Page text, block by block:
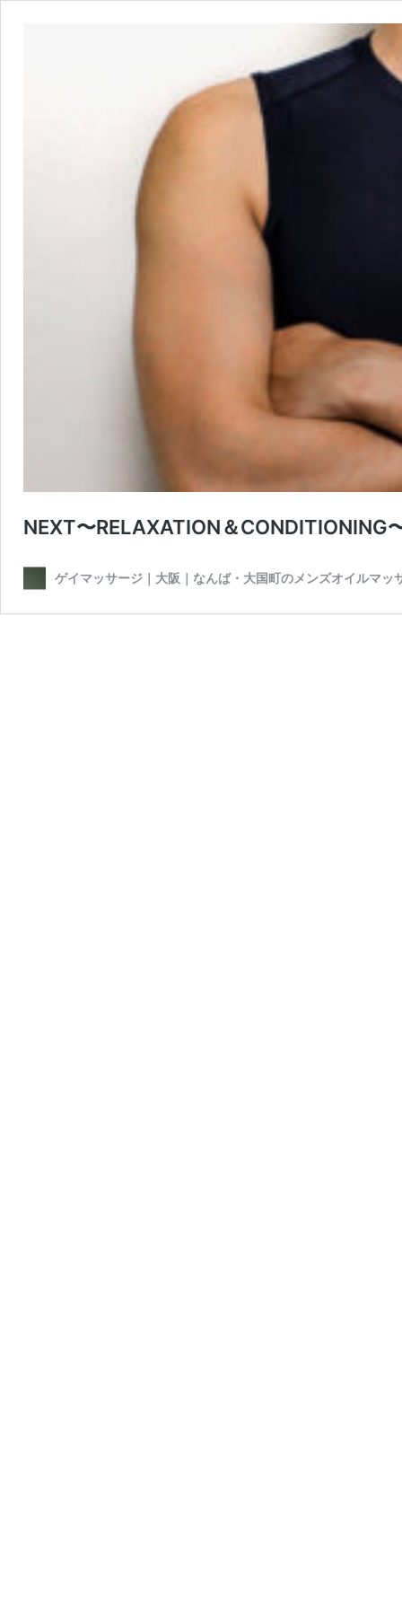
NEXT〜RELAXATION＆CONDITIONING
ゲイマッサージ｜大阪｜なんば・大国町のメンズオイルマッ